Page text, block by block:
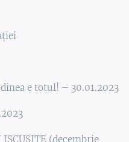
e totul! – 30.01.2023
(decembrie